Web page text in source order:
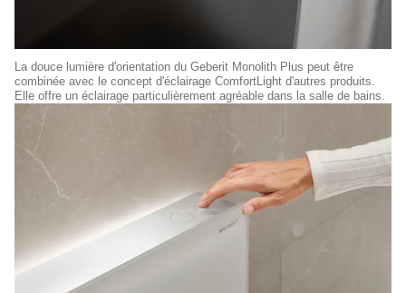
La douce lumière d'orientation du Geberit Monolith Plus peut être
combinée avec le concept d'éclairage ComfortLight d'autres produits.
Elle offre un éclairage particulièrement agréable dans la salle de bains.